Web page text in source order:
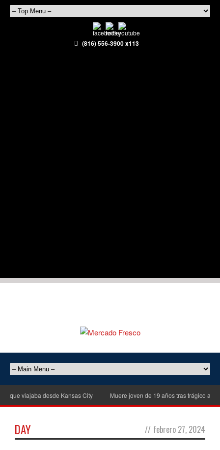
(816) 556-3900 x113
viajaba desde Kansas City Muere joven de 19 años tras trágico
DAY // febrero 27, 2024